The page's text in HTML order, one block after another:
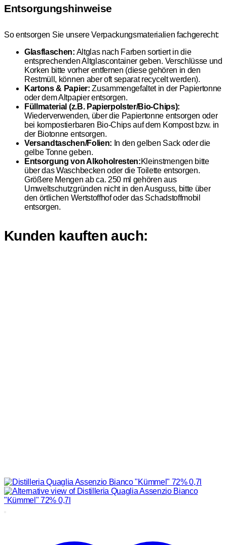
Entsorgungshinweise
So entsorgen Sie unsere Verpackungsmaterialien fachgerecht:
Glasflaschen: Altglas nach Farben sortiert in die
entsprechenden Altglascontainer geben. Verschlüsse und
Korken bitte vorher entfernen (diese gehören in den
Restmüll, können aber oft separat recycelt werden).
Kartons & Papier: Zusammengefaltet in der Papiertonne
oder dem Altpapier entsorgen.
Füllmaterial (z.B. Papierpolster/Bio-Chips):
Wiederverwenden, über die Papiertonne entsorgen oder
bei kompostierbaren Bio-Chips auf dem Kompost bzw. in
der Biotonne entsorgen.
Versandtaschen/Folien: In den gelben Sack oder die
gelbe Tonne geben.
Entsorgung von Alkoholresten:Kleinstmengen bitte
über das Waschbecken oder die Toilette entsorgen.
Größere Mengen ab ca. 250 ml gehören aus
Umweltschutzgründen nicht in den Ausguss, bitte über
den örtlichen Wertstoffhof oder das Schadstoffmobil
entsorgen.
Kunden kauften auch: